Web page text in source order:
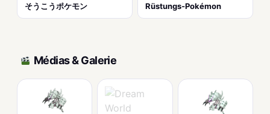
そうこうポケモン Rüstungs-Pokémon
Médias & Galerie